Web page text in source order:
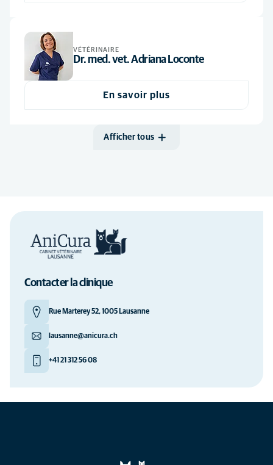
VÉTÉRINAIRE
Dr. med. vet. Adriana Loconte
En savoir plus
Afficher tous
Contacter la clinique
Rue Marterey 52, 1005 Lausanne
lausanne@anicura.ch
+41 21 312 56 08